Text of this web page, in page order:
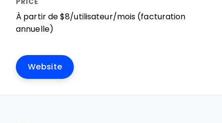
À partir de $8/utilisateur/mois (facturation
annuelle)
Website